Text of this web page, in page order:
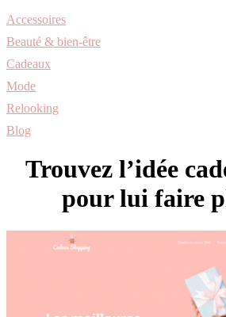
Accessoires
Beauté & bien-être
Cadeaux
Mode
Relooking
Blog
Trouvez l’idée
pour lui faire